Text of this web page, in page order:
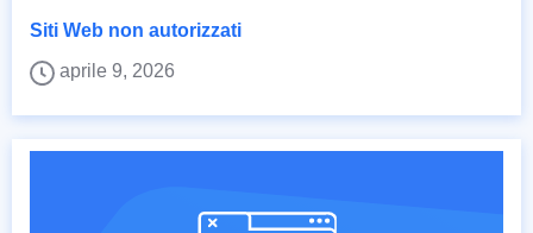
Siti Web non autorizzati
aprile 9, 2026